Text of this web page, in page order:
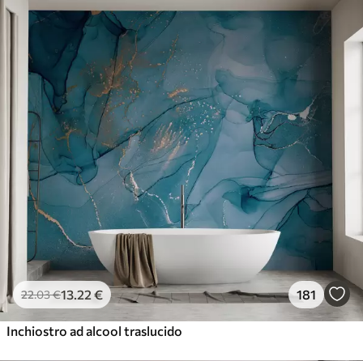
22.03€13.22€ 181
Inchiostro ad alcool traslucido